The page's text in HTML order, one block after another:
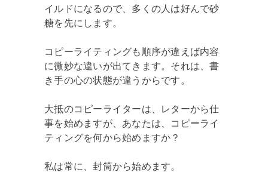
イルドになるので、多くの人は好んで砂
糖を先にします。
コピーライティングも順序が違えば内容
に微妙な違いが出てきます。それは、書
き手の心の状態が違うからです。
大抵のコピーライターは、レターから仕
事を始めますが、あなたは、コピーライ
ティングを何から始めますか？
私は常に、封筒から始めます。